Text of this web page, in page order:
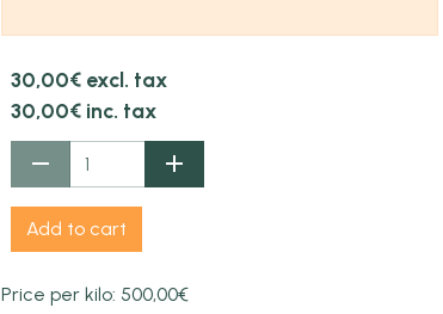
30,00€ excl. tax
30,00€ inc. tax
Add to cart
Price per kilo: 500,00€